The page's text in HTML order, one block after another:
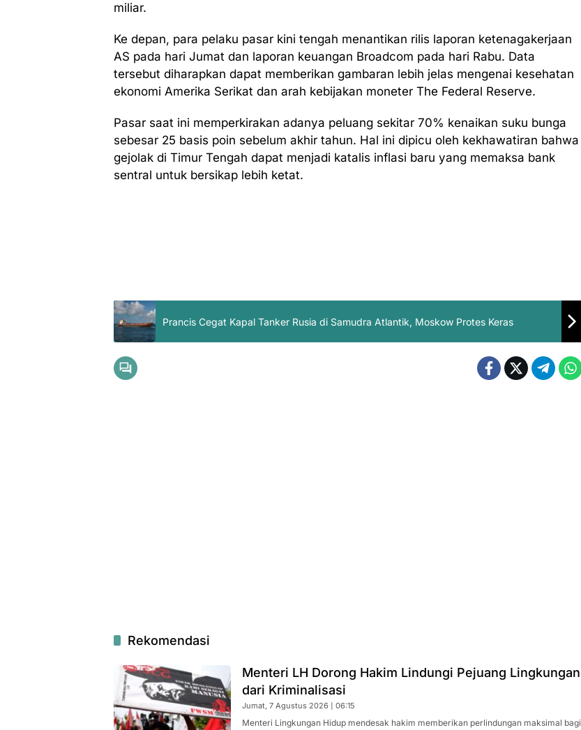
miliar.
Ke depan, para pelaku pasar kini tengah menantikan rilis laporan ketenagakerjaan
AS pada hari Jumat dan laporan keuangan Broadcom pada hari Rabu. Data
tersebut diharapkan dapat memberikan gambaran lebih jelas mengenai kesehatan
ekonomi Amerika Serikat dan arah kebijakan moneter The Federal Reserve.
Pasar saat ini memperkirakan adanya peluang sekitar 70% kenaikan suku bunga
sebesar 25 basis poin sebelum akhir tahun. Hal ini dipicu oleh kekhawatiran bahwa
gejolak di Timur Tengah dapat menjadi katalis inflasi baru yang memaksa bank
sentral untuk bersikap lebih ketat.
Prancis Cegat Kapal Tanker Rusia di Samudra Atlantik, Moskow Protes Keras
Rekomendasi
Menteri LH Dorong Hakim Lindungi Pejuang Lingkungan
dari Kriminalisasi
Jumat, 7 Agustus 2026 | 06:15
Menteri Lingkungan Hidup mendesak hakim memberikan perlindungan maksimal bagi